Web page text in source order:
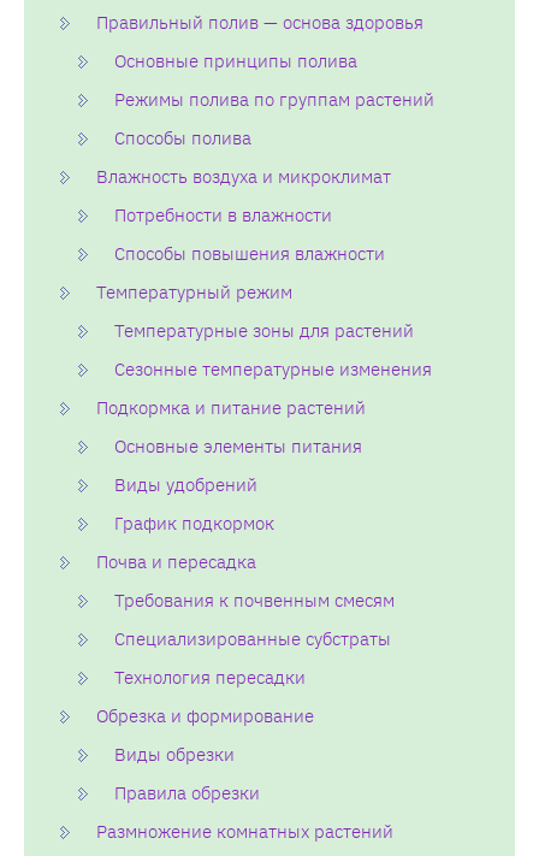
Правильный полив — основа здоровья
Основные принципы полива
Режимы полива по группам растений
Способы полива
Влажность воздуха и микроклимат
Потребности в влажности
Способы повышения влажности
Температурный режим
Температурные зоны для растений
Сезонные температурные изменения
Подкормка и питание растений
Основные элементы питания
Виды удобрений
График подкормок
Почва и пересадка
Требования к почвенным смесям
Специализированные субстраты
Технология пересадки
Обрезка и формирование
Виды обрезки
Правила обрезки
Размножение комнатных растений